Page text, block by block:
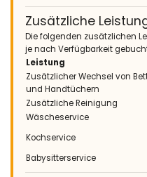
Zusätzliche
Die folgenden zusätzlichen
je nach Verfügbarkeit
Leistung
Zusätzlicher Wechsel von
und Handtüchern
Zusätzliche Reinigung
Wäscheservice
Kochservice
Babysitterservice